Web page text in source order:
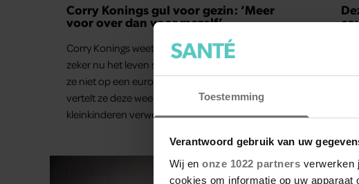
Toestemming
Verantwoord gebruik van uw
Wij en onze 1022 partners verwerken
cookies om informatie op uw apparaat
Corry Konings gul voor gezin: ‘Meer
voor over dan voor mezelf’
Corry Konings weet goed hoe belangrijk geld is,
zeker nu het leven steeds duurder wordt. Toch kijkt
ze niet op een euro als het om haar familie gaat,
vertelt ze deze week in Weekend. Haar kinderen en
kleinkinderen verwent ze met alle liefde. “Ik heb